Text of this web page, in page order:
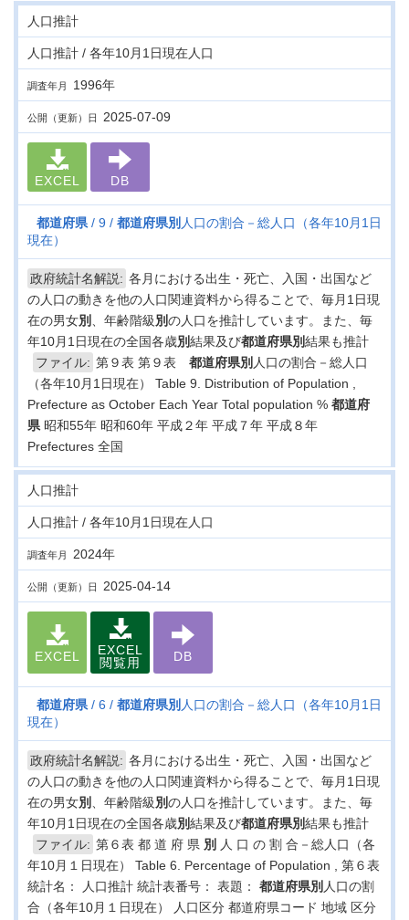
人口推計
人口推計 / 各年10月1日現在人口
調査年月 1996年
公開（更新）日 2025-07-09
EXCEL DB
都道府県 9 都道府県別 人口の割合－総人口（各年10月1日
現在）
政府統計名解説: 各月における出生・死亡、入国・出国など
の人口の動きを他の人口関連資料から得ることで、毎月1日現
在の男女別 、年齢階級別の人口を推計しています。また、毎
年10月1日現在の全国各歳別結果及び都道府県別結果も推計
ファイル: 第９表 第９表 都道府県別 人口の割合－総人口
（各年10月1日現在） Table 9. Distribution of Population ,
Prefecture as October Each Year Total population % 都道府
県昭和55年 昭和60年 平成２年 平成７年 平成８年
Prefectures 全国
人口推計
人口推計 / 各年10月1日現在人口
調査年月 2024年
公開（更新）日 2025-04-14
EXCEL
EXCEL
閲覧用
DB
都道府県 6 都道府県別 人口の割合－総人口（各年10月1日
現在）
政府統計名解説: 各月における出生・死亡、入国・出国など
の人口の動きを他の人口関連資料から得ることで、毎月1日現
在の男女別 、年齢階級別の人口を推計しています。また、毎
年10月1日現在の全国各歳別結果及び都道府県別結果も推計
ファイル: 第６表 都 道 府 県 別 人 口 の 割 合－総人口（各
年10月１日現在） Table 6. Percentage of Population , 第６表
統計名： 人口推計 統計表番号： 表題： 都道府県別 人口の割
合（各年10月１日現在） 人口区分 都道府県コード 地域 区分